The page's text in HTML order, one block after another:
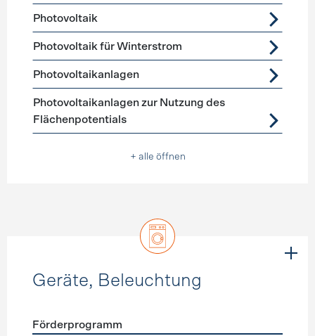
Photovoltaik
Photovoltaik für Winterstrom
Photovoltaikanlagen
Photovoltaikanlagen zur Nutzung des
Flächenpotentials
+ alle öffnen
Geräte, Beleuchtung
Förderprogramm